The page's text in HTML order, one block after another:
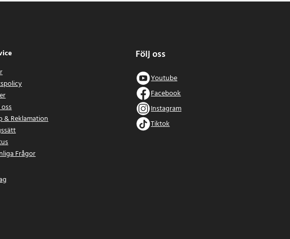
& Reklamation
Frågor
Följ oss
Youtube
Facebook
Instagram
Tiktok